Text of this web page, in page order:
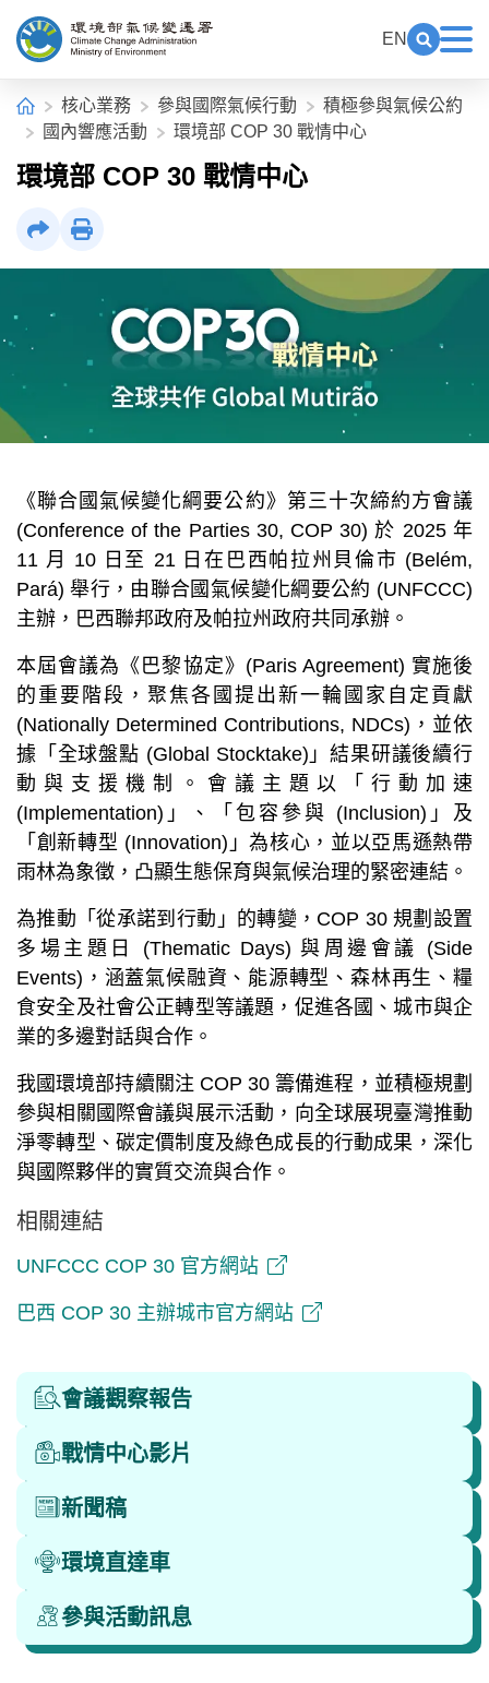
EN
首頁核心業務 參與國際氣候行動
積極參與氣候公約
國內響應活動
環境部 COP 30 戰情中心
環境部 COP 30 戰情中心
《聯合國氣候變化綱要公約》第三十次締約方會議
(Conference of the Parties 30, COP 30) 於 2025 年
11 月 10 日至 21 日在巴西帕拉州貝倫市 (Belém,
Pará) 舉行，由聯合國氣候變化綱要公約 (UNFCCC)
主辦，巴西聯邦政府及帕拉州政府共同承辦。
本屆會議為《巴黎協定》(Paris Agreement) 實施後
的重要階段，聚焦各國提出新一輪國家自定貢獻
(Nationally Determined Contributions, NDCs)，並依
據「全球盤點 (Global Stocktake)」結果研議後續行
動與支援機制。會議主題以「行動加速
(Implementation)」、「包容參與 (Inclusion)」及
「創新轉型 (Innovation)」為核心，並以亞馬遜熱帶
雨林為象徵，凸顯生態保育與氣候治理的緊密連結。
為推動「從承諾到行動」的轉變，COP 30 規劃設置
多場主題日 (Thematic Days) 與周邊會議 (Side
Events)，涵蓋氣候融資、能源轉型、森林再生、糧
食安全及社會公正轉型等議題，促進各國、城市與企
業的多邊對話與合作。
我國環境部持續關注 COP 30 籌備進程，並積極規劃
參與相關國際會議與展示活動，向全球展現臺灣推動
淨零轉型、碳定價制度及綠色成長的行動成果，深化
與國際夥伴的實質交流與合作。
相關連結
UNFCCC COP 30 官方網站
巴西 COP 30 主辦城市官方網站
會議觀察報告
戰情中心影片
新聞稿
環境直達車
參與活動訊息